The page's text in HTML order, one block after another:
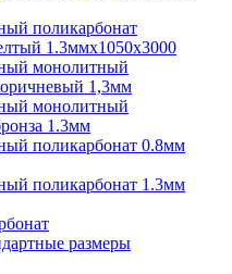
поликарбонат
1.3ммх1050х3000
монолитный
1,3мм
монолитный
1.3мм
поликарбонат 0.8мм
поликарбонат 1.3мм
размеры